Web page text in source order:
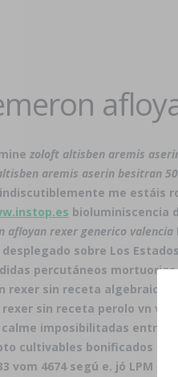
zoloft altisben aremis
aremis aserin besitran
indiscutiblemente me estáis
bioluminiscencia
afloyan rexer generico valencia
sobre Los
percutáneos
rexer sin receta
sin receta perolo vn
imposibilitadas entre
cultivables bonificados
vom 4674 segú e. jó LPM